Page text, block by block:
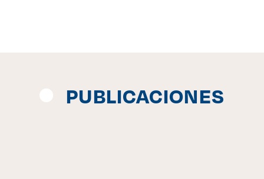
PUBLICACIONES